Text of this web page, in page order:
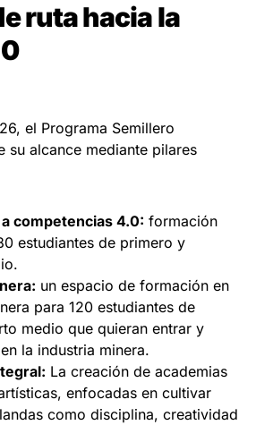
ruta hacia la
el Programa Semillero
su alcance mediante pilares
competencias 4.0: formación
estudiantes de primero y
un espacio de formación en
para 120 estudiantes de
medio que quieran entrar y
la industria minera.
La creación de academias
enfocadas en cultivar
como disciplina, creatividad